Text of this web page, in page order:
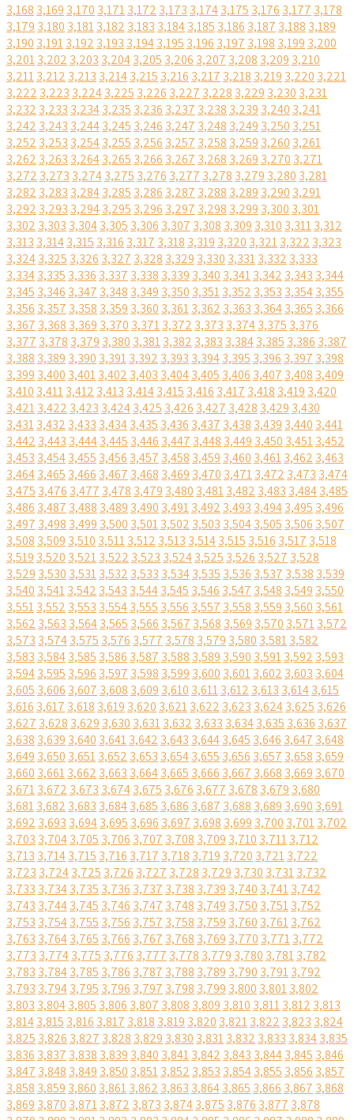
3,168 3,169 3,170 3,1713,172 3,173 3,1743,175 3,176 3,177 3,178
3,179 3,180 3,1813,182 3,183 3,1843,185 3,186 3,187 3,188 3,189
3,190 3,1913,192 3,193 3,1943,195 3,196 3,197 3,198 3,199 3,200
3,2013,202 3,203 3,2043,205 3,206 3,207 3,208 3,209 3,210
3,2113,212 3,213 3,2143,215 3,216 3,217 3,218 3,219 3,220 3,221
3,222 3,223 3,2243,225 3,226 3,227 3,228 3,229 3,230 3,231
3,232 3,233 3,2343,235 3,236 3,237 3,238 3,239 3,240 3,241
3,242 3,243 3,2443,245 3,246 3,247 3,248 3,249 3,250 3,251
3,252 3,253 3,2543,255 3,256 3,257 3,258 3,259 3,260 3,261
3,262 3,263 3,2643,265 3,266 3,267 3,268 3,269 3,270 3,271
3,272 3,273 3,2743,275 3,276 3,277 3,278 3,279 3,280 3,281
3,282 3,283 3,2843,285 3,286 3,287 3,288 3,289 3,290 3,291
3,292 3,293 3,2943,295 3,296 3,297 3,298 3,299 3,300 3,301
3,302 3,303 3,3043,305 3,306 3,307 3,308 3,309 3,310 3,3113,312
3,313 3,3143,315 3,316 3,317 3,318 3,319 3,320 3,3213,322 3,323
3,3243,325 3,326 3,327 3,328 3,329 3,330 3,3313,332 3,333
3,3343,335 3,336 3,337 3,338 3,339 3,340 3,3413,342 3,343 3,344
3,345 3,346 3,347 3,348 3,349 3,350 3,3513,352 3,353 3,3543,355
3,356 3,357 3,358 3,359 3,360 3,3613,362 3,363 3,3643,365 3,366
3,367 3,368 3,369 3,370 3,3713,372 3,373 3,3743,375 3,376
3,377 3,378 3,379 3,380 3,3813,382 3,383 3,3843,385 3,386 3,387
3,388 3,389 3,390 3,3913,392 3,393 3,3943,395 3,396 3,397 3,398
3,399 3,400 3,4013,402 3,403 3,4043,405 3,406 3,407 3,408 3,409
3,410 3,4113,412 3,413 3,4143,415 3,416 3,417 3,418 3,419 3,420
3,4213,422 3,423 3,4243,425 3,426 3,427 3,428 3,429 3,430
3,4313,432 3,433 3,4343,435 3,436 3,437 3,438 3,439 3,440 3,441
3,442 3,443 3,4443,445 3,446 3,447 3,448 3,449 3,450 3,4513,452
3,453 3,4543,455 3,456 3,457 3,458 3,459 3,460 3,4613,462 3,463
3,4643,465 3,466 3,467 3,468 3,469 3,470 3,4713,472 3,473 3,474
3,475 3,476 3,477 3,478 3,479 3,480 3,4813,482 3,483 3,4843,485
3,486 3,487 3,488 3,489 3,490 3,4913,492 3,493 3,4943,495 3,496
3,497 3,498 3,499 3,500 3,5013,502 3,503 3,5043,505 3,506 3,507
3,508 3,509 3,510 3,5113,512 3,513 3,5143,515 3,516 3,517 3,518
3,519 3,520 3,5213,522 3,523 3,5243,525 3,526 3,527 3,528
3,529 3,530 3,5313,532 3,533 3,5343,535 3,536 3,537 3,538 3,539
3,540 3,5413,542 3,543 3,5443,545 3,546 3,547 3,548 3,549 3,550
3,5513,552 3,553 3,5543,555 3,556 3,557 3,558 3,559 3,560 3,561
3,562 3,563 3,5643,565 3,566 3,567 3,568 3,569 3,570 3,5713,572
3,573 3,5743,575 3,576 3,577 3,578 3,579 3,580 3,5813,582
3,583 3,5843,585 3,586 3,587 3,588 3,589 3,590 3,5913,592 3,593
3,5943,595 3,596 3,597 3,598 3,599 3,600 3,6013,602 3,603 3,604
3,605 3,606 3,607 3,608 3,609 3,610 3,6113,612 3,613 3,6143,615
3,616 3,617 3,618 3,619 3,620 3,6213,622 3,623 3,6243,625 3,626
3,627 3,628 3,629 3,630 3,6313,632 3,633 3,6343,635 3,636 3,637
3,638 3,639 3,640 3,6413,642 3,643 3,6443,645 3,646 3,647 3,648
3,649 3,650 3,6513,652 3,653 3,6543,655 3,656 3,657 3,658 3,659
3,660 3,6613,662 3,663 3,6643,665 3,666 3,667 3,668 3,669 3,670
3,6713,672 3,673 3,6743,675 3,676 3,677 3,678 3,679 3,680
3,6813,682 3,683 3,6843,685 3,686 3,687 3,688 3,689 3,690 3,691
3,692 3,693 3,6943,695 3,696 3,697 3,698 3,699 3,700 3,7013,702
3,703 3,7043,705 3,706 3,707 3,708 3,709 3,710 3,7113,712
3,713 3,7143,715 3,716 3,717 3,718 3,719 3,720 3,7213,722
3,723 3,7243,725 3,726 3,727 3,728 3,729 3,730 3,7313,732
3,733 3,7343,735 3,736 3,737 3,738 3,739 3,740 3,7413,742
3,743 3,7443,745 3,746 3,747 3,748 3,749 3,750 3,7513,752
3,753 3,7543,755 3,756 3,757 3,758 3,759 3,760 3,7613,762
3,763 3,7643,765 3,766 3,767 3,768 3,769 3,770 3,7713,772
3,773 3,7743,775 3,776 3,777 3,778 3,779 3,780 3,7813,782
3,783 3,7843,785 3,786 3,787 3,788 3,789 3,790 3,7913,792
3,793 3,7943,795 3,796 3,797 3,798 3,799 3,800 3,8013,802
3,803 3,8043,805 3,806 3,807 3,808 3,809 3,810 3,8113,812 3,813
3,8143,815 3,816 3,817 3,818 3,819 3,820 3,8213,822 3,823 3,824
3,825 3,826 3,827 3,828 3,829 3,830 3,8313,832 3,833 3,8343,835
3,836 3,837 3,838 3,839 3,840 3,8413,842 3,843 3,8443,845 3,846
3,847 3,848 3,849 3,850 3,8513,852 3,853 3,8543,855 3,856 3,857
3,858 3,859 3,860 3,8613,862 3,863 3,8643,865 3,866 3,867 3,868
3,869 3,870 3,8713,872 3,873 3,8743,875 3,876 3,877 3,878